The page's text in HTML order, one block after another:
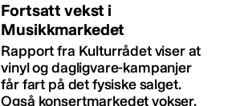
Fortsatt vekst i
Musikkmarkedet
Rapport fra Kulturrådet viser at
vinyl og dagligvare-kampanjer
får fart på det fysiske salget.
Også konsertmarkedet vokser.